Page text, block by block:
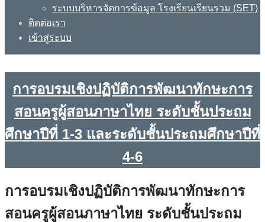
ระบบบริหารจัดการข้อมูล โรงเรียนเรียนรวม (SET)
ติดต่อเรา
เข้าสู่ระบบ
การอบรมเชิงปฏิบัติการพัฒนาทักษะการ
สอนครูผู้สอนภาษาไทย ระดับชั้นประถม
ศึกษาปีที่ 1-3 และระดับชั้นประถมศึกษาปีที่
4-6
การอบรมเชิงปฏิบัติการพัฒนาทักษะการ
สอนครูผู้สอนภาษาไทย ระดับชั้นประถม